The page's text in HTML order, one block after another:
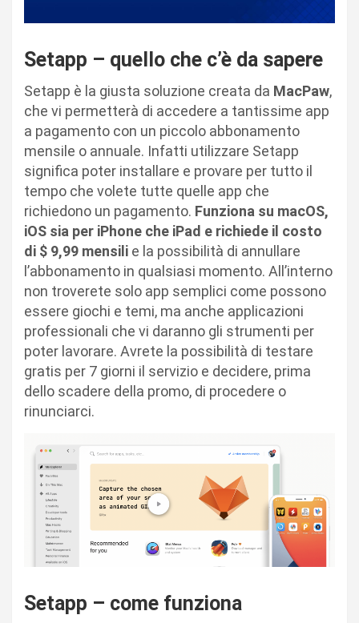
Setapp – quello che c’è da sapere
Setapp è la giusta soluzione creata da MacPaw,
che vi permetterà di accedere a tantissime app
a pagamento con un piccolo abbonamento
mensile o annuale. Infatti utilizzare Setapp
significa poter installare e provare per tutto il
tempo che volete tutte quelle app che
richiedono un pagamento. Funziona su macOS,
iOS sia per iPhone che iPad e richiede il costo
di $ 9,99 mensili e la possibilità di annullare
l’abbonamento in qualsiasi momento. All’interno
non troverete solo app semplici come possono
essere giochi e temi, ma anche applicazioni
professionali che vi daranno gli strumenti per
poter lavorare. Avrete la possibilità di testare
gratis per 7 giorni il servizio e decidere, prima
dello scadere della promo, di procedere o
rinunciarci.
Setapp – come funziona